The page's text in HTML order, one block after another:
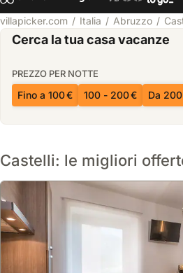
villapicker.com Italia Abruzzo
Cerca la tua casa vacanze
PREZZO PER NOTTE
Fino a 100 € 100 - 200 € Da
Castelli: le migliori